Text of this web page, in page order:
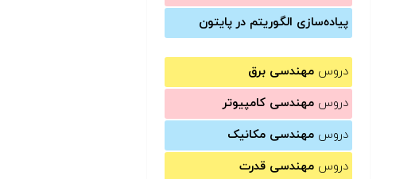
پیاده‌سازی الگوریتم در پایتون
دروس مهندسی برق
دروس مهندسی کامپیوتر
دروس مهندسی مکانیک
دروس مهندسی قدرت